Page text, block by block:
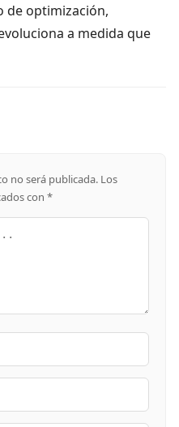
de optimización,
a medida que
no será publicada. Los
con *